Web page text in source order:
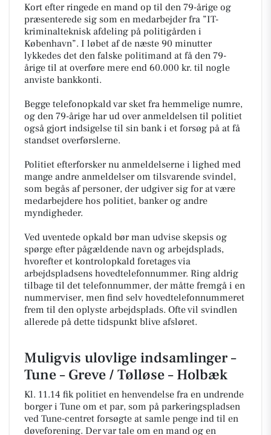
Kort efter ringede en mand op til den 79-årige og
præsenterede sig som en medarbejder fra ”IT-
kriminalteknisk afdeling på politigården i
København”. I løbet af de næste 90 minutter
lykkedes det den falske politimand at få den 79-
årige til at overføre mere end 60.000 kr. til nogle
anviste bankkonti.
Begge telefonopkald var sket fra hemmelige numre,
og den 79-årige har ud over anmeldelsen til politiet
også gjort indsigelse til sin bank i et forsøg på at få
standset overførslerne.
Politiet efterforsker nu anmeldelserne i lighed med
mange andre anmeldelser om tilsvarende svindel,
som begås af personer, der udgiver sig for at være
medarbejdere hos politiet, banker og andre
myndigheder.
Ved uventede opkald bør man udvise skepsis og
spørge efter pågældende navn og arbejdsplads,
hvorefter et kontrolopkald foretages via
arbejdspladsens hovedtelefonnummer. Ring aldrig
tilbage til det telefonnummer, der måtte fremgå i en
nummerviser, men find selv hovedtelefonnummeret
frem til den oplyste arbejdsplads. Ofte vil svindlen
allerede på dette tidspunkt blive afsløret.
Muligvis ulovlige indsamlinger –
Tune – Greve / Tølløse – Holbæk
Kl. 11.14 fik politiet en henvendelse fra en undrende
borger i Tune om et par, som på parkeringspladsen
ved Tune-centret forsøgte at samle penge ind til en
døveforening. Der var tale om en mand og en